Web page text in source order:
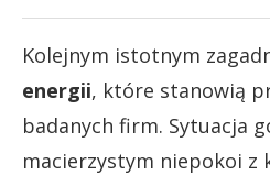
Kolejnym istotnym
energii, które stanowią
badanych firm. Sytuacja
macierzystym niepokoi z